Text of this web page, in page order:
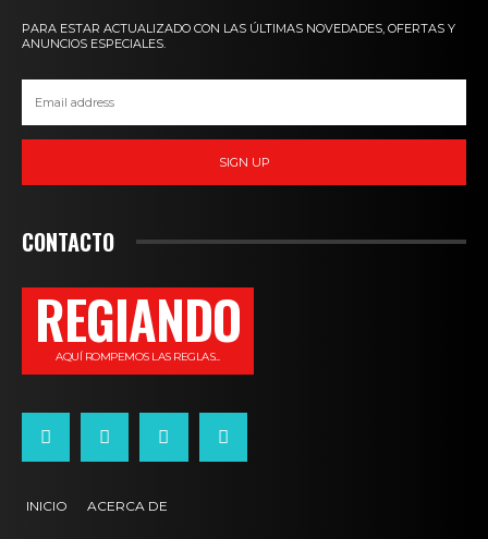
PARA ESTAR ACTUALIZADO CON LAS ÚLTIMAS NOVEDADES, OFERTAS Y
ANUNCIOS ESPECIALES.
SIGN UP
CONTACTO
REGIANDO
AQUÍ ROMPEMOS LAS REGLAS...
INICIO ACERCA DE